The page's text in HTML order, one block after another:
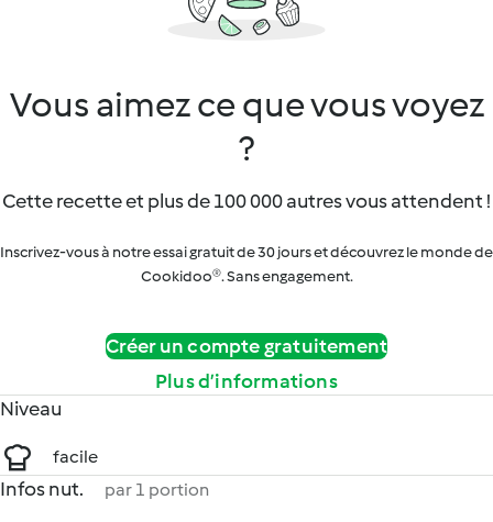
Vous aimez ce que vous voyez
?
Cette recette et plus de 100 000 autres vous attendent !
Inscrivez-vous à notre essai gratuit de 30 jours et découvrez le monde de
Cookidoo®. Sans engagement.
Créer un compte gratuitement
Plus d’informations
Niveau
facile
Infos nut. par 1 portion